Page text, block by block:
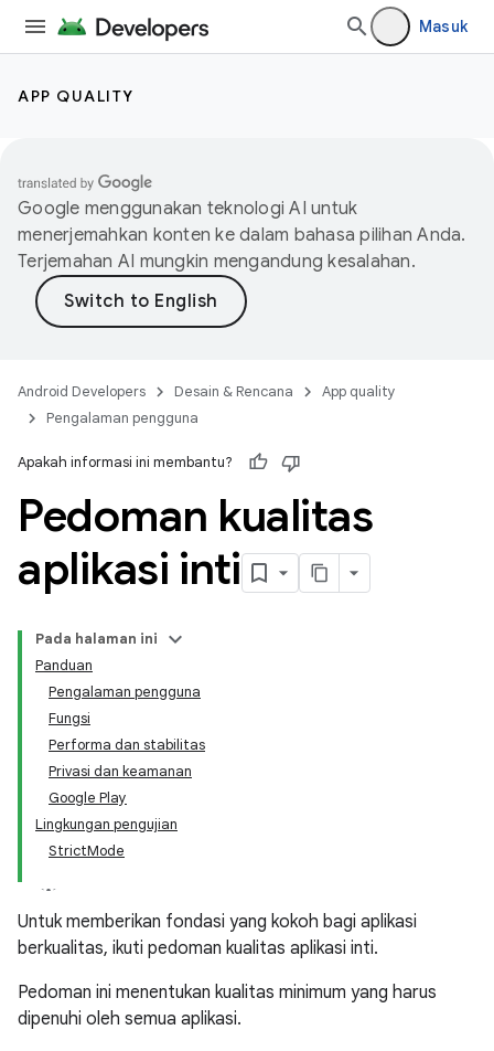
Masuk
APP QUALITY
Google menggunakan teknologi AI untuk
menerjemahkan konten ke dalam bahasa pilihan Anda.
Terjemahan AI mungkin mengandung kesalahan.
Android Developers Desain & Rencana
App quality
Pengalaman pengguna
Apakah informasi ini membantu?
Pedoman kualitas
aplikasi inti
Pada halaman ini
Panduan
Pengalaman pengguna
Fungsi
Performa dan stabilitas
Privasi dan keamanan
Google Play
Lingkungan pengujian
StrictMode
Untuk memberikan fondasi yang kokoh bagi aplikasi
berkualitas, ikuti pedoman kualitas aplikasi inti.
Pedoman ini menentukan kualitas minimum yang harus
dipenuhi oleh semua aplikasi.